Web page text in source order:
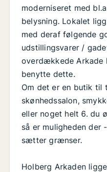
moderniseret med
belysning. Lokalet
med deraf følgende
udstillingsvarer /
overdækkede Arkade
benytte dette.
Om det er en butik til
skønhedssalon,
eller noget helt 6. du
så er muligheden der
sætter grænser.
Holberg Arkaden